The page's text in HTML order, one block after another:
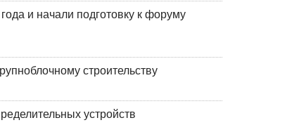
и начали подготовку к форуму
строительству
устройств